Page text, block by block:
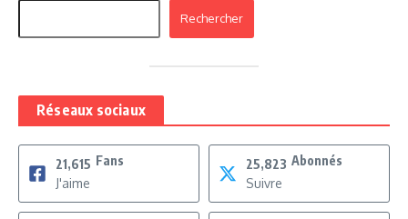
Rechercher
Réseaux sociaux
21,615 Fans
J'aime
25,823 Abonnés
Suivre